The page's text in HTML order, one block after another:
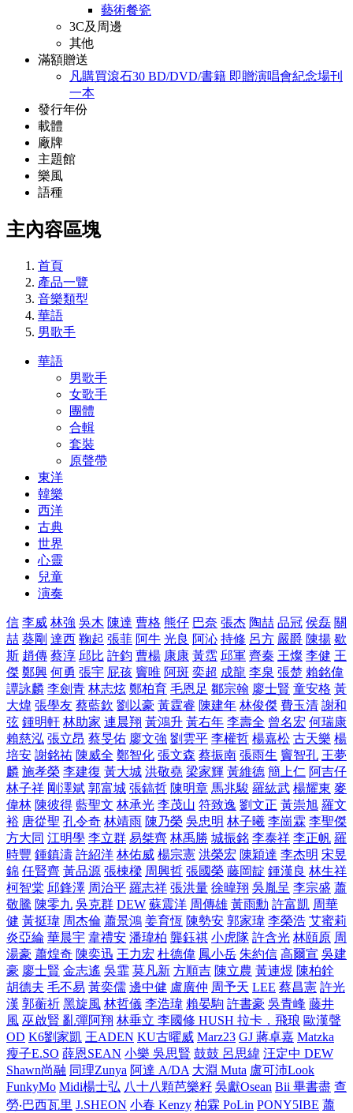
藝術餐瓷
3C及周邊
其他
滿額贈送
凡購買滾石30 BD/DVD/書籍 即贈演唱會紀念場刊
一本
發行年份
載體
廠牌
主題館
樂風
語種
主內容區塊
首頁
產品一覽
音樂類型
華語
男歌手
華語
男歌手
女歌手
團體
合輯
套裝
原聲帶
東洋
韓樂
西洋
古典
世界
心靈
兒童
演奏
信 李威 林強 吳木 陳達 曹格 熊仔 巴奈 張杰 陶喆 品冠 侯磊 關
喆 葵剛 達西 鞠起 張菲 阿牛 光良 阿沁 持修 呂方 嚴爵 陳揚 歇
斯 趙傳 蔡淳 邱比 許鈞 曹楊 康康 黃霑 邱軍 齊秦 王燦 李健 王
傑 鄭興 何勇 張宇 屁孩 竇唯 阿斑 奕超 成龍 李泉 張楚 賴銘偉
譚詠麟 李劍青 林志炫 鄭柏育 毛恩足 鄒宗翰 廖士賢 童安格 黃
大煒 張學友 蔡藍欽 劉以豪 黃霆睿 陳建年 林俊傑 費玉清 謝和
弦 鍾明軒 林助家 連晨翔 黃鴻升 黃右年 李壽全 曾名宏 何瑞康
賴慈泓 張立昂 蔡旻佑 廖文強 劉雲平 李權哲 楊嘉松 古天樂 楊
培安 謝銘祐 陳威全 鄭智化 張文森 蔡振南 張雨生 竇智孔 王夢
麟 施孝榮 李建復 黃大城 洪敬堯 梁家輝 黃維德 簡上仁 阿吉仔
林子祥 剛澤斌 郭富城 張鎬哲 陳明章 馬兆駿 羅紘武 楊耀東 麥
偉林 陳彼得 藍聖文 林承光 李茂山 符致逸 劉文正 黃崇旭 羅文
裕 唐從聖 孔令奇 林靖雨 陳乃榮 吳忠明 林子曦 李崗霖 李聖傑
方大同 江明學 李立群 易桀齊 林禹勝 城振銘 李泰祥 李正帆 羅
時豐 鍾鎮濤 許紹洋 林佑威 楊宗憲 洪榮宏 陳穎達 李杰明 宋昱
錦 任賢齊 黃品源 張棟樑 周興哲 張國榮 藤岡靛 鍾漢良 林生祥
柯智棠 邱鋒澤 周治平 羅志祥 張洪量 徐暐翔 吳胤呈 李宗盛 蕭
敬騰 陳零九 吳克群 DEW 蘇震洋 周傳雄 黃雨勳 許富凱 周華
健 黃挺瑋 周杰倫 蕭景鴻 姜育恆 陳勢安 郭家瑋 李榮浩 艾蜜莉
炎亞綸 華晨宇 韋禮安 潘瑋柏 龔鈺祺 小虎隊 許含光 林頤原 周
湯豪 蕭煌奇 陳奕迅 王力宏 杜德偉 鳳小岳 朱約信 高爾宣 吳建
豪 廖士賢 金志遙 吳霏 莫凡新 方順吉 陳立農 黃連煜 陳柏銓
胡德夫 毛不易 黃奕儒 邊中健 盧廣仲 周予天 LEE 蔡昌憲 許光
漢 郭蘅祈 黑旋風 林哲儀 李浩瑋 賴晏駒 許書豪 吳青峰 藤井
風 巫啟賢 亂彈阿翔 林垂立 李國修 HUSH 拉卡．飛琅 歐漢聲
OD K6劉家凱 王ADEN KU古曜威 Marz23 GJ 蔣卓嘉 Matzka
瘦子E.SO 薛恩SEAN 小樂 吳思賢 鼓鼓 呂思緯 汪定中 DEW
Shawn尚融 同理Zunya 阿達 A/DA 大淵 Muta 盧可沛Look
FunkyMo Midi楊士弘 八十八顆芭樂籽 吳獻Osean Bii 畢書盡 查
勞‧巴西瓦里 J.SHEON 小春 Kenzy 柏霖 PoLin PONY5IBE 蕭